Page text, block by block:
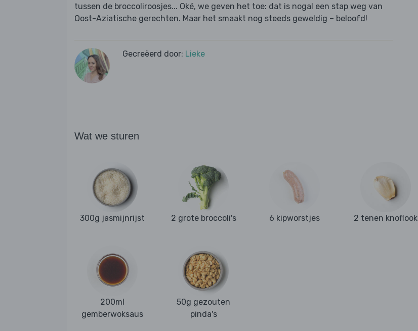
tussen de broccoliroosjes... Oké, we geven het toe: dat is nogal een stap weg van
Oost-Aziatische gerechten. Maar het smaakt nog steeds geweldig – beloofd!
Gecreëerd door: Lieke
Wat we sturen
300g jasmijnrijst 2 grote broccoli's 6 kipworstjes 2 tenen knoflook
200ml
gemberwoksaus
50g gezouten
pinda's